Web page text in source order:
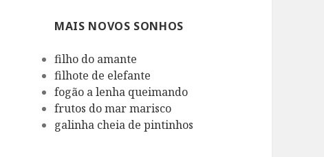
MAIS NOVOS SONHOS
filho do amante
filhote de elefante
fogão a lenha queimando
frutos do mar marisco
galinha cheia de pintinhos